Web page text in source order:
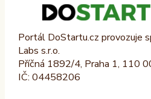
Portál DoStartu.cz provozuje
Labs s.r.o.
Příčná 1892/4, Praha 1, 110
IČ: 04458206